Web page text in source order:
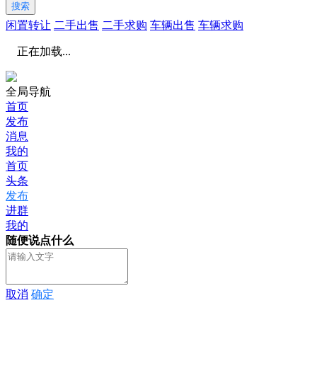
搜索
闲置转让 二手出售 二手求购 车辆出售 车辆求购
正在加载...
全局导航
首页
发布
消息
我的
首页
头条
发布
进群
我的
随便说点什么
取消 确定